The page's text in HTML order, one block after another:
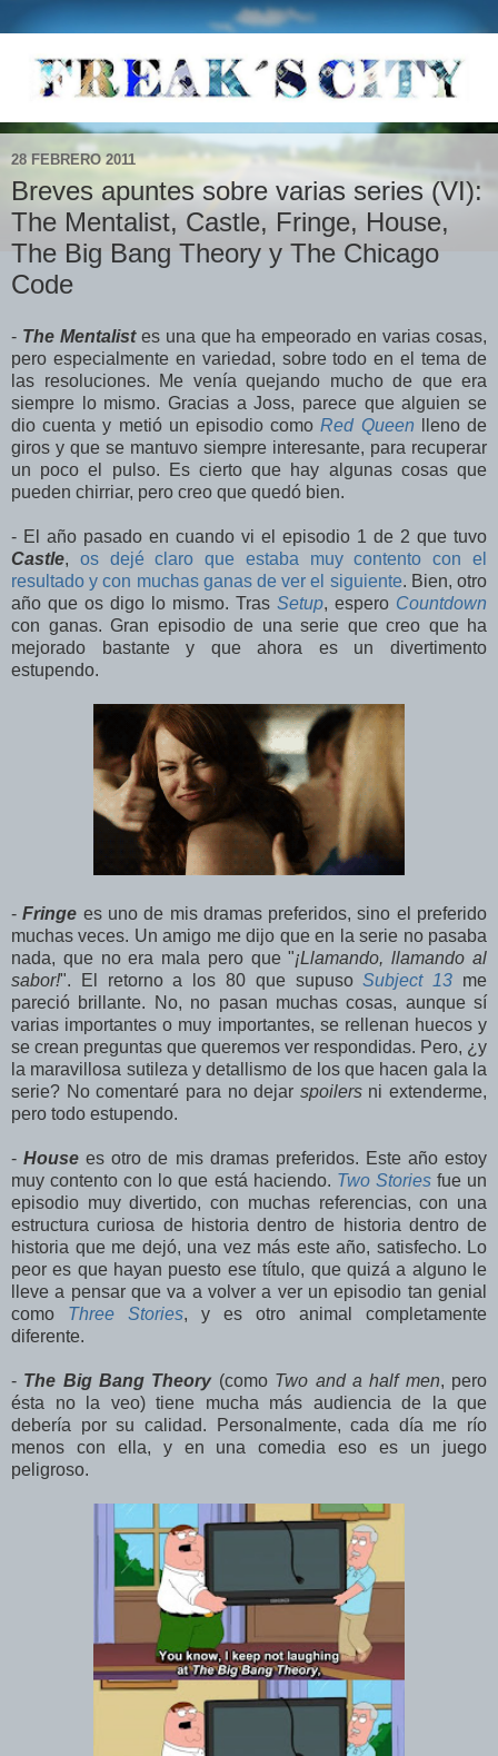
28 FEBRERO 2011
Breves apuntes sobre varias series (VI):
The Mentalist, Castle, Fringe, House,
The Big Bang Theory y The Chicago
Code
- The Mentalistes una que ha empeorado en varias cosas,
pero especialmente en variedad, sobre todo en el tema de
las resoluciones. Me venía quejando mucho de que era
siempre lo mismo. Gracias a Joss, parece que alguien se
dio cuenta y metió un episodio comoRed Queen lleno de
giros y que se mantuvo siempre interesante, para recuperar
un poco el pulso. Es cierto que hay algunas cosas que
pueden chirriar, pero creo que quedó bien.
- El año pasado en cuando vi el episodio 1 de 2 que tuvo
Castle, os dejé claro que estaba muy contento con el
resultado y con muchas ganas de ver el siguiente. Bien, otro
año que os digo lo mismo. Tras Setup, espero Countdown
con ganas. Gran episodio de una serie que creo que ha
mejorado bastante y que ahora es un divertimento
estupendo.
-Fringe es uno de mis dramas preferidos, sino el preferido
muchas veces. Un amigo me dijo que en la serie no pasaba
nada, que no era mala pero que "¡Llamando, llamando al
sabor!". El retorno a los 80 que supusoSubject 13 me
pareció brillante. No, no pasan muchas cosas, aunque sí
varias importantes o muy importantes, se rellenan huecos y
se crean preguntas que queremos ver respondidas. Pero, ¿y
la maravillosa sutileza y detallismo de los que hacen gala la
serie? No comentaré para no dejar spoilersni extenderme,
pero todo estupendo.
-House es otro de mis dramas preferidos. Este año estoy
muy contento con lo que está haciendo. Two Storiesfue un
episodio muy divertido, con muchas referencias, con una
estructura curiosa de historia dentro de historia dentro de
historia que me dejó, una vez más este año, satisfecho. Lo
peor es que hayan puesto ese título, que quizá a alguno le
lleve a pensar que va a volver a ver un episodio tan genial
como Three Stories, y es otro animal completamente
diferente.
- The Big Bang Theory(como Two and a half men, pero
ésta no la veo) tiene mucha más audiencia de la que
debería por su calidad. Personalmente, cada día me río
menos con ella, y en una comedia eso es un juego
peligroso.